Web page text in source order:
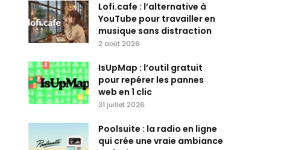
Lofi.cafe : l’alternative à
YouTube pour travailler en
musique sans distraction
2 août 2026
IsUpMap : l’outil gratuit
pour repérer les pannes
web en 1 clic
31 juillet 2026
Poolsuite : la radio en ligne
qui crée une vraie ambiance